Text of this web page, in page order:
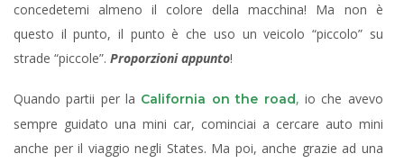
concedetemi almeno il colore della macchina! Ma non è
questo il punto, il punto è che uso un veicolo “piccolo” su
strade “piccole”. Proporzioni appunto!
Quando partii per la California on the road, io che avevo
sempre guidato una mini car, cominciai a cercare auto mini
anche per il viaggio negli States. Ma poi, anche grazie ad una